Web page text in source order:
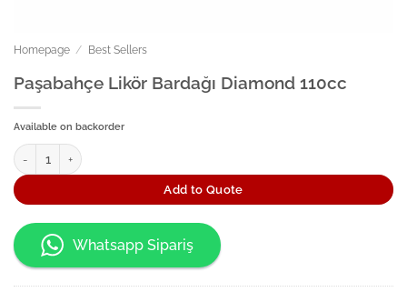
Homepage / Best Sellers
Paşabahçe Likör Bardağı Diamond 110cc
Available on backorder
Paşabahçe Likör Bardağı Diamond 110cc quantity
Add to Quote
Whatsapp Sipariş